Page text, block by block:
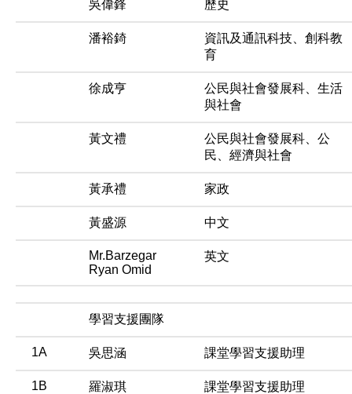
吳偉鋒 歷史
潘裕錡
資訊及通訊科技、創科教
育
徐成亨
公民與社會發展科、生活
與社會
黃文禮
公民與社會發展科、公
民、經濟與社會
黃承禮 家政
黃盛源 中文
Mr.Barzegar
Ryan Omid
英文
學習支援團隊
1A 吳思涵 課堂學習支援助理
1B 羅淑琪 課堂學習支援助理